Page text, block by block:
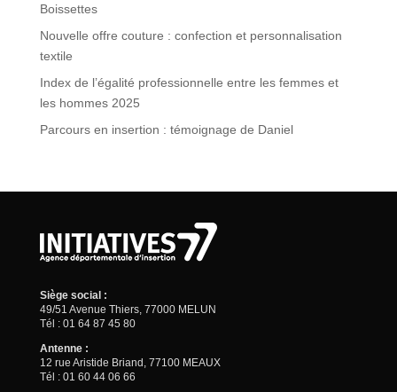
Boissettes
Nouvelle offre couture : confection et personnalisation
textile
Index de l’égalité professionnelle entre les femmes et
les hommes 2025
Parcours en insertion : témoignage de Daniel
Siège social :
49/51 Avenue Thiers, 77000 MELUN
Tél : 01 64 87 45 80
Antenne :
12 rue Aristide Briand, 77100 MEAUX
Tél : 01 60 44 06 66